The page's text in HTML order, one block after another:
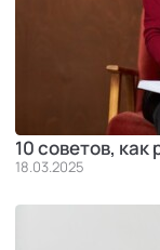
10 советов, как
18.03.2025